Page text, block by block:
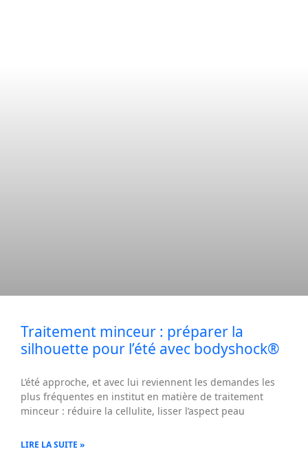
Traitement minceur : préparer la
silhouette pour l’été avec bodyshock®
L’été approche, et avec lui reviennent les demandes les
plus fréquentes en institut en matière de traitement
minceur : réduire la cellulite, lisser l’aspect peau
LIRE LA SUITE »